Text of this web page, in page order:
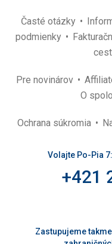
Časté otázky
podmienky
Pre novinárov
O
Ochrana súkromia
Volajte Po-Pia
+421
Zastupujeme